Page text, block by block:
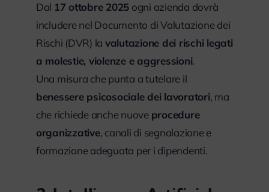
Dal 17 ottobre 2025 ogni azienda dovrà
includere nel Documento di Valutazione dei
Rischi (DVR) la valutazione dei rischi legati
a molestie, violenze e aggressioni.
Una misura che punta a tutelare il
benessere psicosociale dei lavoratori, ma
che richiede anche nuove procedure
organizzative, canali di segnalazione e
formazione adeguata per i dipendenti.